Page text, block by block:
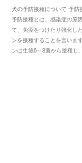
犬の予防接種について 予防
予防接種とは、感染症の原
て、免疫をつけたり強化し
ンを接種することを言いま
ンは生後6～8週から接種し